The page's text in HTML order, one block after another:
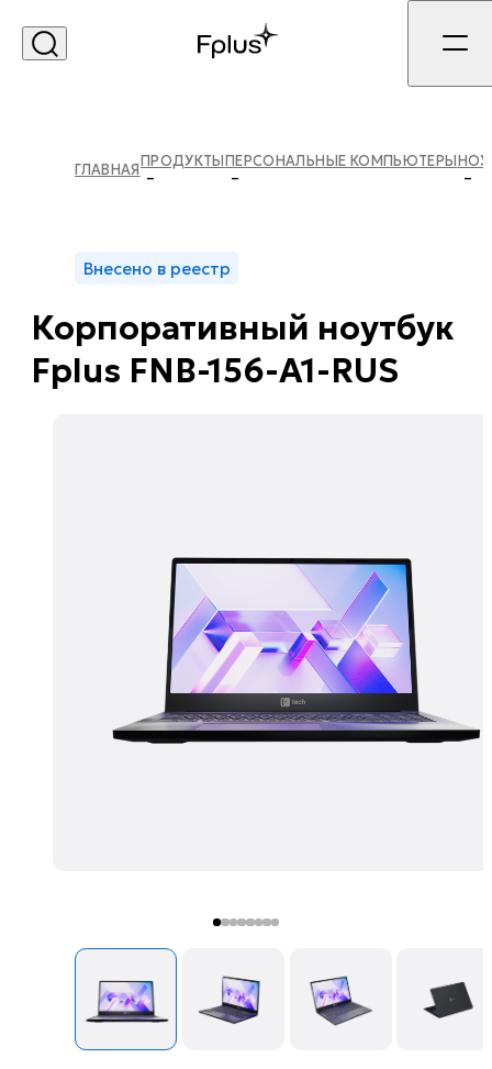
ГЛАВНАЯ ПРОДУКТЫ ПЕРСОНАЛЬНЫЕ КОМПЬЮТЕРЫ
Внесено в реестр
Корпоративный ноутбук
Fplus FNB-156-A1-RUS
Доступность. Подбор.
на универсальной платформе
УЗНАТЬ ПОДРОБНЕЕ